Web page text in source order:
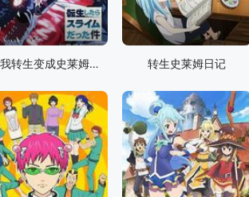
关于我转生变成史莱姆这档事 转生史莱姆日记